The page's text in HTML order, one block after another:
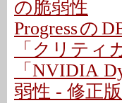
の脆弱性
Progressの
「クリティ
「NVIDIA
弱性 - 修正